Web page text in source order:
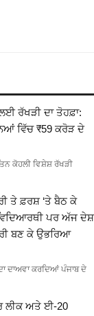
ਰੱਖੜੀ ਦਾ ਤੋਹਫ਼ਾ:
ਵਿੱਚ ₹59 ਕਰੋੜ ਦੇ
ਕੋਹਲੀ ਵਿਸ਼ੇਸ਼ ਰੱਖੜੀ
ਤੇ ਫ਼ਰਸ਼ ‘ਤੇ ਬੈਠ ਕੇ
ਪਰ ਅੱਜ ਦੇਸ਼
ਬਣ ਕੇ ਉਭਰਿਆ
ਦਾਅਵਾ ਕਰਦਿਆਂ ਪੰਜਾਬ ਦੇ
ਲੀਕ ਅਤੇ ਈ-20